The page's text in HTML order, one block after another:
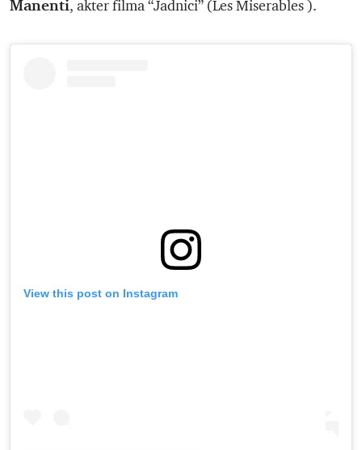
Manenti, akter filma “Jadnici” (Les Miserables ).
View this post on Instagram